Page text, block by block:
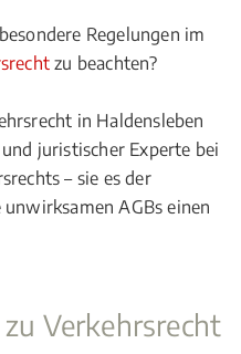
Regelungen im
zu beachten?
in Haldensleben
juristischer Experte bei
– sie es der
AGBs einen
Verkehrsrecht